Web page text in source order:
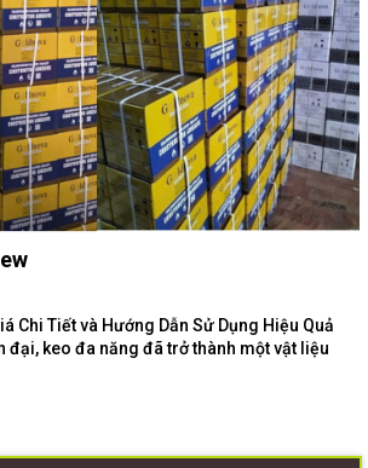
Chi Tiết và Hướng Dẫn Sử Dụng Hiệu Quả
keo đa năng đã trở thành một vật liệu